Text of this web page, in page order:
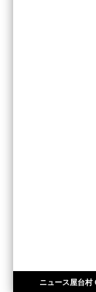
ニュース屋台村